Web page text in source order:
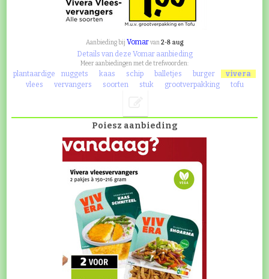
Aanbieding bij Vomarvan2-8 aug
Details van deze Vomar aanbieding
Meer aanbiedingen met de trefwoorden:
plantaardige nuggets kaas schip balletjes burger
vivera
vlees
vervangers soorten stuk grootverpakking tofu
Poiesz aanbieding